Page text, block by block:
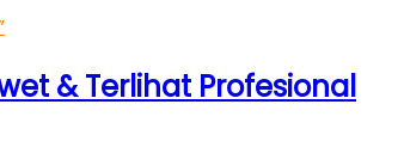
& Terlihat Profesional